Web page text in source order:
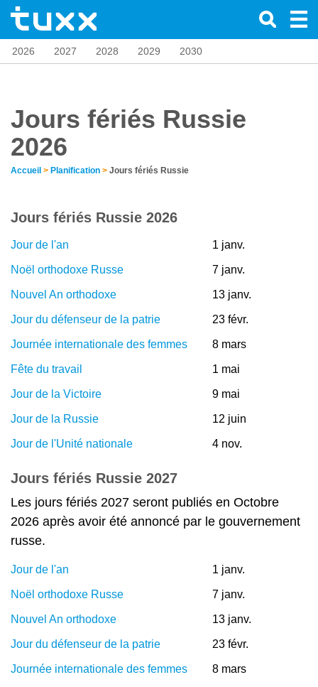
2026 2027 2028 2029 2030
Jours fériés Russie
2026
Accueil > Planification > Jours fériés Russie
Jours fériés Russie 2026
Jour de l'an 1 janv.
Noël orthodoxe Russe 7 janv.
Nouvel An orthodoxe 13 janv.
Jour du défenseur de la patrie 23 févr.
Journée internationale des femmes 8 mars
Fête du travail 1 mai
Jour de la Victoire 9 mai
Jour de la Russie 12 juin
Jour de l'Unité nationale 4 nov.
Jours fériés Russie 2027
Les jours fériés 2027 seront publiés en Octobre
2026 après avoir été annoncé par le gouvernement
russe.
Jour de l'an 1 janv.
Noël orthodoxe Russe 7 janv.
Nouvel An orthodoxe 13 janv.
Jour du défenseur de la patrie 23 févr.
Journée internationale des femmes 8 mars